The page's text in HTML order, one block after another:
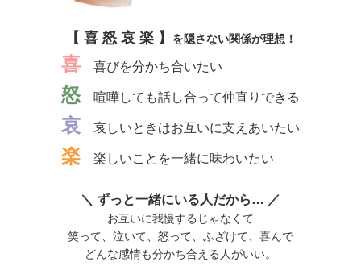
【 喜 怒 哀 楽 】 を隠さない関係が理想！
喜 喜びを分かち合いたい
怒 喧嘩しても話し合って仲直りできる
哀 哀しいときはお互いに支えあいたい
楽 楽しいことを一緒に味わいたい
＼ ずっと一緒にいる人だから… ／
お互いに我慢するじゃなくて
笑って、泣いて、怒って、ふざけて、喜んで
どんな感情も分かち合える人がいい。